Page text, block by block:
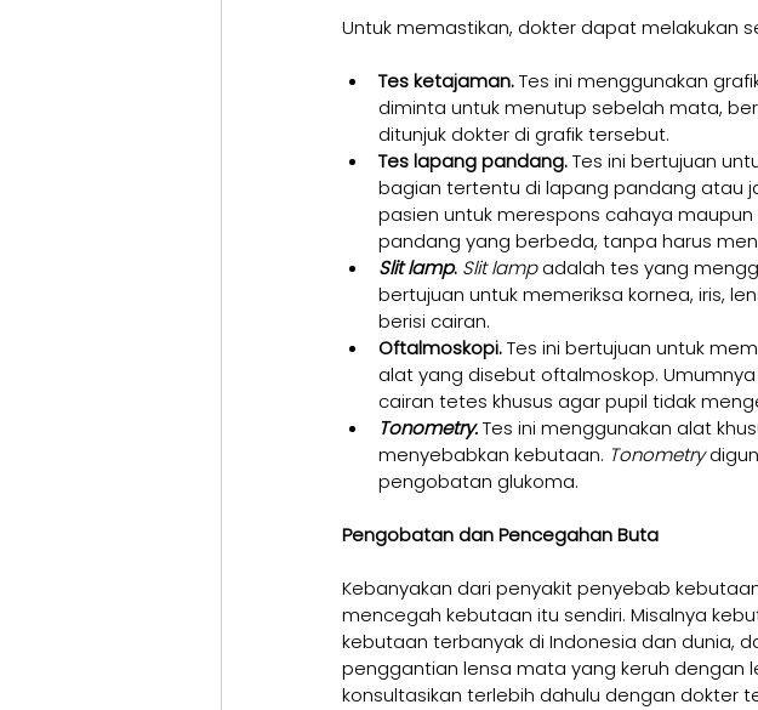
Untuk memastikan, dokter dapat melakukan
Tes ketajaman. Tes ini menggunakan
diminta untuk menutup sebelah mata,
ditunjuk dokter di grafik tersebut.
Tes lapang pandang. Tes ini bertujuan
bagian tertentu di lapang pandang atau
pasien untuk merespons cahaya
pandang yang berbeda, tanpa harus
Slit lamp. Slit lamp adalah tes yang
bertujuan untuk memeriksa kornea, iris,
berisi cairan.
Oftalmoskopi. Tes ini bertujuan untuk
alat yang disebut oftalmoskop.
cairan tetes khusus agar pupil tidak
Tonometry.Tes ini menggunakan alat
menyebabkan kebutaan. Tonometry
pengobatan glukoma.
Pengobatan dan Pencegahan Buta
Kebanyakan dari penyakit penyebab
mencegah kebutaan itu sendiri. Misalnya
kebutaan terbanyak di Indonesia dan dunia,
penggantian lensa mata yang keruh dengan
konsultasikan terlebih dahulu dengan dokter